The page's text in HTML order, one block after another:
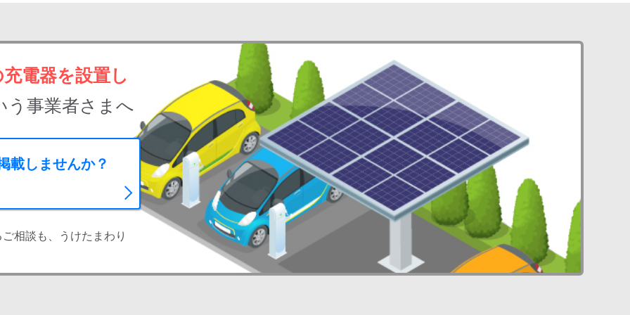
電器を設置し
う事業者さまへ
載しませんか？
相談も、うけたまわり